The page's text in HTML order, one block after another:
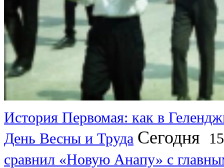
История Первомая: как в
День Весны и Труда Сегодня
сравнил «Новую Анапу» с